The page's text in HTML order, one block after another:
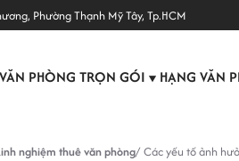
Phường Thạnh Mỹ Tây, Tp.HCM
VĂN PHÒNG TRỌN GÓI ▼ HẠNG VĂN
nghiệm thuê văn phòng Các yếu tố ảnh